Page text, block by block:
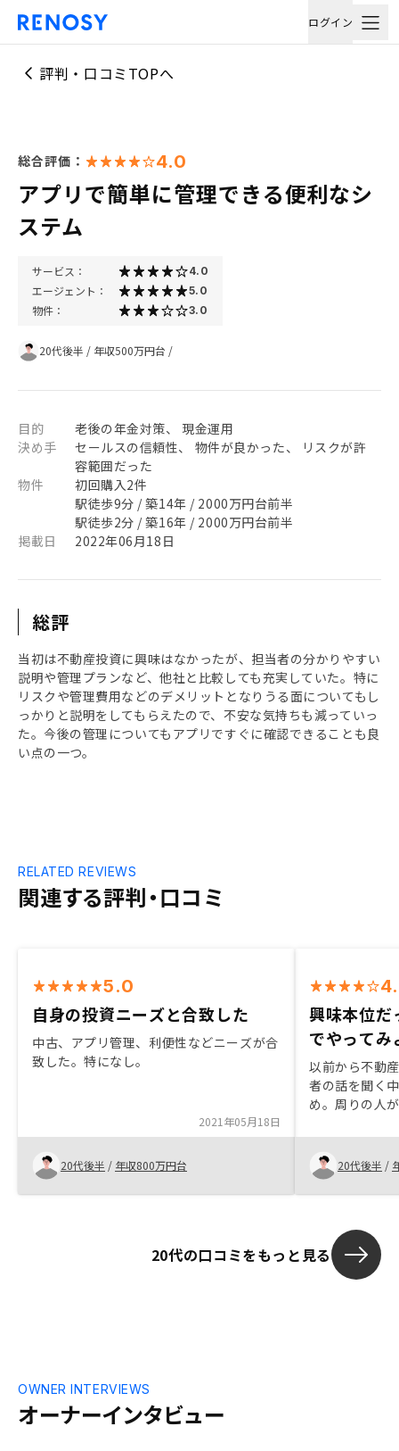
ログイン
評判・口コミTOPへ
総合評価： 4.0
アプリで簡単に管理できる便利なシ
ステム
サービス： 4.0
エージェント： 5.0
物件： 3.0
20代後半 / 年収500万円台 /
目的
老後の年金対策、 現金運用
決め手
セールスの信頼性、 物件が良かった、 リスクが許
容範囲だった
物件
初回購入2件
駅徒歩9分 / 築14年 / 2000万円台前半
駅徒歩2分 / 築16年 / 2000万円台前半
掲載日
2022年06月18日
総評
当初は不動産投資に興味はなかったが、担当者の分かりやすい
説明や管理プランなど、他社と比較しても充実していた。特に
リスクや管理費用などのデメリットとなりうる面についてもし
っかりと説明をしてもらえたので、不安な気持ちも減っていっ
た。今後の管理についてもアプリですぐに確認できることも良
い点の一つ。
関連する評判・口コミ
RELATED REVIEWS
5.0
自身の投資ニーズと合致した
中古、アプリ管理、利便性などニーズが合
致した。特になし。
2021年05月18日
20代後半 / 年収800万円台
興味本位だ
でやってみ
以前から不動
者の話を聞く
め。周りの人
思ったため。
合の良い時に
変に対応いた
20代後半 /
20代の口コミをもっと見る
オーナーインタビュー
OWNER INTERVIEWS